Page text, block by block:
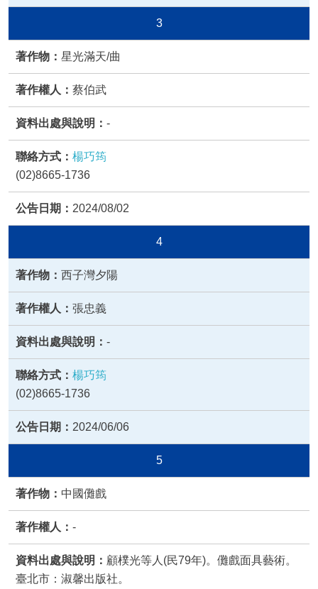
3
星光滿天/曲
蔡伯武
-
楊巧筠
(02)8665-1736
2024/08/02
4
西子灣夕陽
張忠義
-
楊巧筠
(02)8665-1736
2024/06/06
5
中國儺戲
-
顧樸光等人(民79年)。儺戲面具藝術。
臺北市：淑馨出版社。